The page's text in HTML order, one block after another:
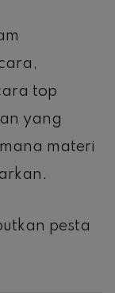
top
yang
materi
pesta